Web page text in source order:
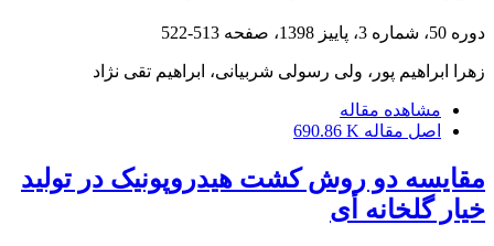
دوره 50، شماره 3، پاییز 1398، صفحه 513-522
زهرا ابراهیم پور، ولی رسولی شربیانی، ابراهیم تقی نژاد
مشاهده مقاله
اصل مقاله 690.86 K
مقایسه دو روش کشت هیدروپونیک در تولید
خیار گلخانه أی